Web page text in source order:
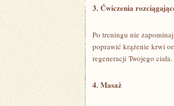
3. Ćwiczenia
Po treningu nie
poprawić krążenie krwi
regeneracji Twojego ciała.
4.​ Masaż